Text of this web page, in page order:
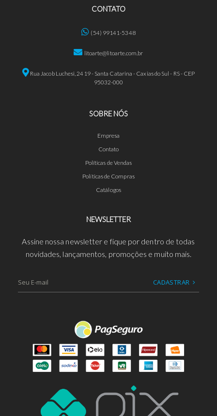
CONTATO
(54) 99141-5348
litoarte@litoarte.com.br
Rua Jacob Luchesi, 2419 - Santa Catarina - Caxias do Sul - RS - CEP
95032-000
SOBRE NÓS
Empresa
Contato
Políticas de Vendas
Políticas de Compras
Catálogos
NEWSLETTER
Assine nossa newsletter e fique por dentro de todas
novidades, lançamentos, promoções e muito mais.
CADASTRAR